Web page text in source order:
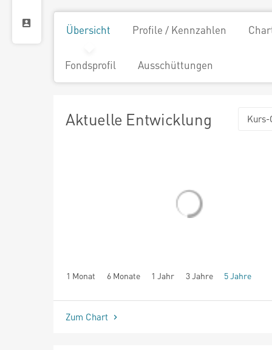
Übersicht Profile / Kennzahlen
Fondsprofil Ausschüttungen
Aktuelle Entwicklung Kurs-
1 Monat 6 Monate 1 Jahr 3 Jahre 5 Jahre
seit Beginn
Zum Chart